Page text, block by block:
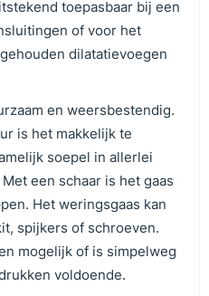
toepasbaar bij een
of voor het
dilatatievoegen
en weersbestendig.
is het makkelijk te
soepel in allerlei
een schaar is het gaas
Het weringsgaas kan
spijkers of schroeven.
mogelijk of is simpelweg
voldoende.